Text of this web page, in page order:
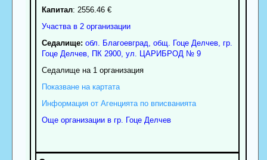
Капитал: 2556.46 €
Участва в 2 организации
Седалище: обл. Благоевград общ. Гоце Делчев, гр.
Гоце Делчев, ПК 2900, ул. ЦАРИБРОД № 9
Седалище на 1 организация
Показване на картата
Информация от Агенцията по вписванията
Още организации в гр. Гоце Делчев